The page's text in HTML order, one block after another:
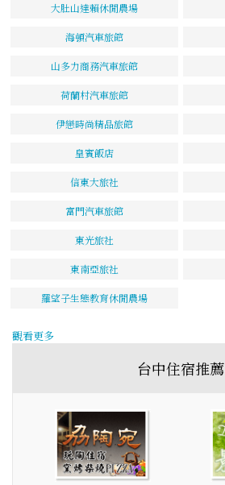
大肚山達賴休閒農場
海頓汽車旅館
山多力商務汽車旅館
荷蘭村汽車旅館
伊戀時尚精品旅館
皇賓飯店
信東大旅社
富門汽車旅館
東光旅社
東南亞旅社
羅望子生態教育休閒農場
觀看更多
台中住宿推薦